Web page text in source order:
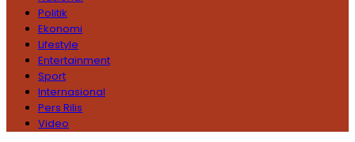
Politik
Ekonomi
Lifestyle
Entertainment
Sport
Internasional
Pers Rilis
Video